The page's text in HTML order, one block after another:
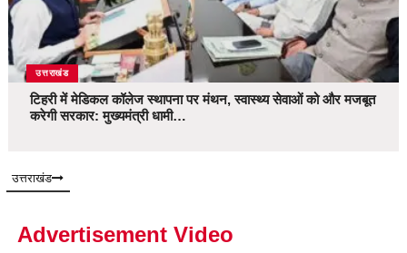
उत्तराखंड
टिहरी में मेडिकल कॉलेज स्थापना पर मंथन, स्वास्थ्य सेवाओं को और मजबूत
करेगी सरकार: मुख्यमंत्री धामी…
उत्तराखंड
Advertisement Video